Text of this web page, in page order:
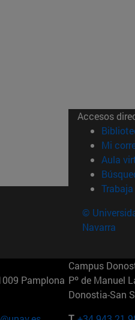
Accesos
Mi
Aula
©
Navarra
Pamplona
Campus
Pº de Manuel
Donostia-San